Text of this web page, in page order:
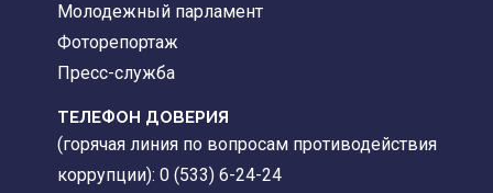
Молодежный парламент
Фоторепортаж
Пресс-служба
ТЕЛЕФОН ДОВЕРИЯ
(горячая линия по вопросам противодействия
коррупции): 0 (533) 6-24-24